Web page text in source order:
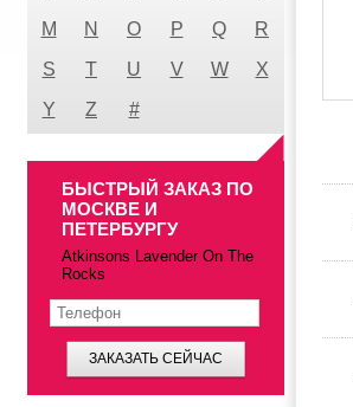
M
N O P Q
R
S
T U V W
X
Y
Z #
БЫСТРЫЙ ЗАКАЗ ПО
МОСКВЕ И
ПЕТЕРБУРГУ
Atkinsons Lavender On The
Rocks
ЗАКАЗАТЬ СЕЙЧАС